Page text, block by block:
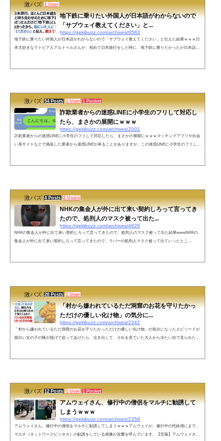
激バズ 1 User
地下鉄に乗りたい外国人が日本語がわからないので
「サブウェイ教えてください」と...
https://gekibuzz.com/archives/6583
地下鉄に乗りたい外国人が日本語がわからないので「サブウェイ教えてください」と伝えた結果ｗｗｗ日
本大好きなラトビア人アルトゥルさんが、初めて日本旅行をした時に、地下鉄に乗りたかったが日本語が
激バズ 54 Posts 1 User 1 Pocket
詐欺業者からの迷惑LINEに小学生のフリして対応し
たら、まさかの展開にｗｗｗ
https://gekibuzz.com/archives/2001
詐欺業者からの迷惑LINEに小学生のフリして対応したら、まさかの展開にｗｗｗマッチングアプリや出会
い系サイトなどで偽装した業者から迷惑LINEが来ることがありますが、この迷惑LINEに小学生のフリしし
激バズ 4 Posts 2 Users
NHKの集金人が外に出て来い契約しろって言ってき
たので、処刑人のマスク被って出た...
https://gekibuzz.com/archives/4826
NHKの集金人が外に出て来い契約しろって言ってきたので、処刑人のマスク被って出た結果wwwNHKの
集金人が外に出て来い契約しろって言ってきたので、ラバーの処刑人マスク被って出ていったとこ
激バズ 28 Posts 1 User
「村から嫌われているただ洞窟のお花を守りたかっ
ただけの優しい化け物」の気分に...
https://gekibuzz.com/archives/2342
「村から嫌われているただ洞窟のお花を守りたかっただけの優しい化け物」の気分になったエピソードが
面白い女の子の靴が脱げて拾ってあげたら、泣き出して、それを見ていた大人から冷たい目で見られたと
激バズ 12 Posts 1 User 1 Pocket
アムウェイさん、修行中の僧侶をマルチに勧誘して
しまうｗｗｗ
https://gekibuzz.com/archives/2358
アムウェイさん、修行中の僧侶をマルチに勧誘してしまうｗｗｗアムウェイが、修行中の托鉢僧にまで、
マルチ（ネットワークビジネス）の勧誘をしている画像が反響を呼んでいます。【悲報】アムウェイさ